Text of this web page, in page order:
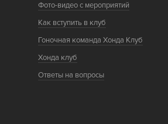
Фото-видео с мероприятий
Как вступить в клуб
Гоночная команда Хонда Клуб
Хонда клуб
Ответы на вопросы